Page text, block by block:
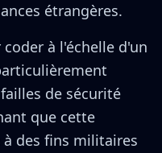
étrangères.
à l'échelle d'un
de sécurité
que cette
des fins militaires